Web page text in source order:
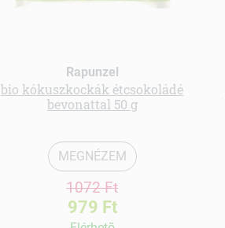
Rapunzel
bio kókuszkockák étcsokoládé
bevonattal 50 g
MEGNÉZEM
1072 Ft
979 Ft